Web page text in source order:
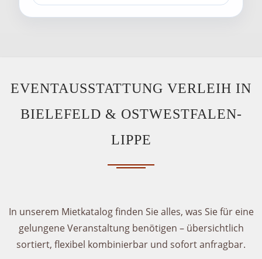
EVENTAUSSTATTUNG VERLEIH IN
BIELEFELD & OSTWESTFALEN-
LIPPE
In unserem Mietkatalog finden Sie alles, was Sie für eine
gelungene Veranstaltung benötigen – übersichtlich
sortiert, flexibel kombinierbar und sofort anfragbar.